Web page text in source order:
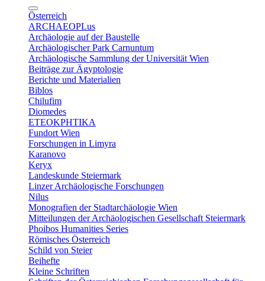
Österreich
ARCHAEOPLus
Archäologie auf der Baustelle
Archäologischer Park Carnuntum
Archäologische Sammlung der Universität Wien
Beiträge zur Ägyptologie
Berichte und Materialien
Biblos
Chilufim
Diomedes
ETEOKPHTIKA
Fundort Wien
Forschungen in Limyra
Karanovo
Keryx
Landeskunde Steiermark
Linzer Archäologische Forschungen
Nilus
Monografien der Stadtarchäologie Wien
Mitteilungen der Archäologischen Gesellschaft Steiermark
Phoibos Humanities Series
Römisches Österreich
Schild von Steier
Beihefte
Kleine Schriften